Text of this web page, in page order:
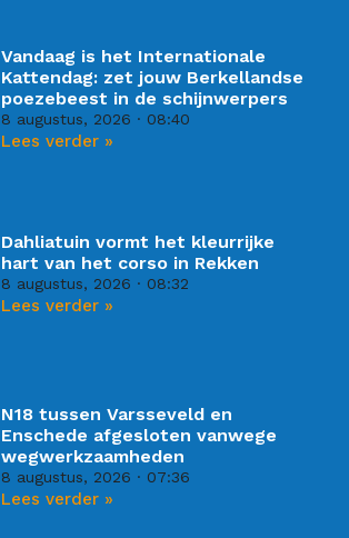
Vandaag is het Internationale
Kattendag: zet jouw Berkellandse
poezebeest in de schijnwerpers
8 augustus, 2026 08:40
Lees verder »
Dahliatuin vormt het kleurrijke
hart van het corso in Rekken
8 augustus, 2026 08:32
Lees verder »
N18 tussen Varsseveld en
Enschede afgesloten vanwege
wegwerkzaamheden
8 augustus, 2026 07:36
Lees verder »